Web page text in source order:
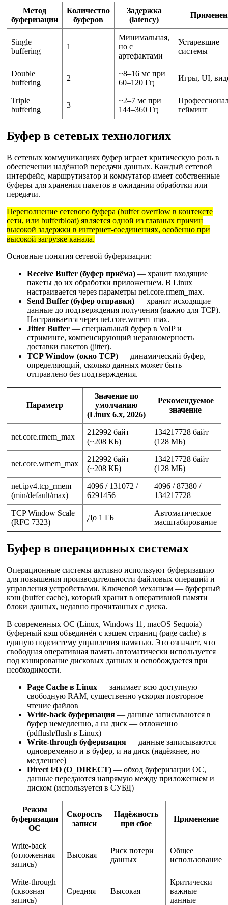
Метод
буферизации
Количество
буферов
Задержка
(latency)
Single
buffering
1
Минимальная,
но с
артефактами
Устаревшие
системы
Double
buffering
2
~8–16 мс при
60–120 Гц
Игры, UI,
Triple
buffering
3
~2–7 мс при
144–360 Гц
гейминг
Буфер в сетевых технологиях
В сетевых коммуникациях буфер играет критическую роль в
обеспечении надёжной передачи данных. Каждый сетевой
интерфейс, маршрутизатор и коммутатор имеет собственные
буферы для хранения пакетов в ожидании обработки или
передачи.
Переполнение сетевого буфера (buffer overflow в контексте
сети, или bufferbloat) является одной из главных причин
высокой задержки в интернет-соединениях, особенно при
высокой загрузке канала.
Основные понятия сетевой буферизации:
Receive Buffer (буфер приёма) — хранит входящие
пакеты до их обработки приложением. В Linux
настраивается через параметры net.core.rmem_max.
Send Buffer (буфер отправки) — хранит исходящие
данные до подтверждения получения (важно для TCP).
Настраивается через net.core.wmem_max.
Jitter Buffer — специальный буфер в VoIP и
стриминге, компенсирующий неравномерность
доставки пакетов (jitter).
TCP Window (окно TCP) — динамический буфер,
определяющий, сколько данных может быть
отправлено без подтверждения.
Параметр
Значение по
умолчанию
(Linux 6.x, 2026)
Рекомендуемое
значение
net.core.rmem_max
212992 байт
(~208 КБ)
134217728 байт
(128 МБ)
net.core.wmem_max
212992 байт
(~208 КБ)
134217728 байт
(128 МБ)
net.ipv4.tcp_rmem
(min/default/max)
4096 / 131072 /
6291456
4096 / 87380 /
134217728
TCP Window Scale
(RFC 7323)
До 1 ГБ
Автоматическое
масштабирование
Буфер в операционных системах
Операционные системы активно используют буферизацию
для повышения производительности файловых операций и
управления устройствами. Ключевой механизм — буферный
кэш (buffer cache), который хранит в оперативной памяти
блоки данных, недавно прочитанных с диска.
В современных ОС (Linux, Windows 11, macOS Sequoia)
буферный кэш объединён с кэшем страниц (page cache) в
единую подсистему управления памятью. Это означает, что
свободная оперативная память автоматически используется
под кэширование дисковых данных и освобождается при
необходимости.
Page Cache в Linux — занимает всю доступную
свободную RAM, существенно ускоряя повторное
чтение файлов
Write-back буферизация — данные записываются в
буфер немедленно, а на диск — отложенно
(pdflush/flush в Linux)
Write-through буферизация — данные записываются
одновременно и в буфер, и на диск (надёжнее, но
медленнее)
Direct I/O (O_DIRECT) — обход буферизации ОС,
данные передаются напрямую между приложением и
диском (используется в СУБД)
Режим
буферизации
ОС
Скорость
записи
Надёжность
при сбое
Применение
Write-back
(отложенная
запись)
Высокая
Риск потери
данных
Общее
использование
Write-through
(сквозная
запись)
Средняя Высокая
Критически
важные
данные